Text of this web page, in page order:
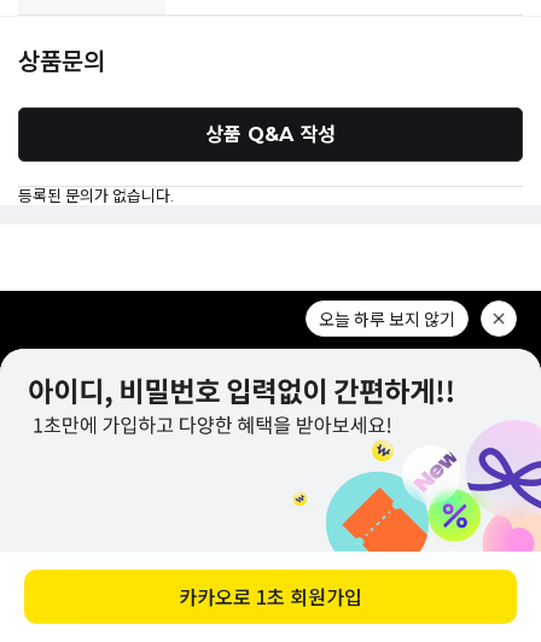
바로 구매하기
상품문의
상품 Q&A 작성
등록된 문의가 없습니다.
로그인
회원가입
CUSTOMER CENTER
1644-2309
오늘 하루 보지 않기